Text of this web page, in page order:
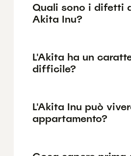
Quali sono i difetti
Akita Inu?
L'Akita ha un
difficile?
L'Akita Inu può
appartamento?